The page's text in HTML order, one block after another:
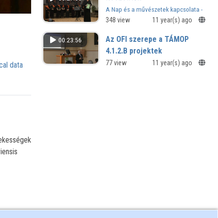
data
A Nap és a művészetek kapcsolata -
konferencia
348 view 11 year(s) ago
00:23:56
Az OFI szerepe a TÁMOP
4.1.2.B projektek
koordinációjában
77 view 11 year(s) ago